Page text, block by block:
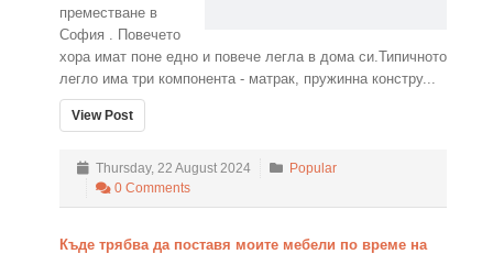
преместване в
София . Повечето
хора имат поне едно и повече легла в дома си.Типичното
легло има три компонента - матрак, пружинна констру...
View Post
Thursday, 22 August 2024
Popular
0 Comments
Къде трябва да поставя моите мебели по време на